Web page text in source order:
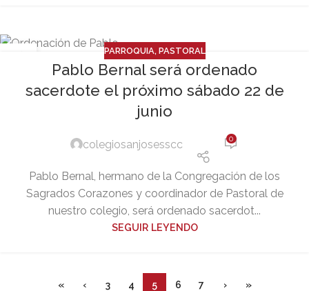
PARROQUIA, PASTORAL
Pablo Bernal será ordenado
sacerdote el próximo sábado 22 de
junio
colegiosanjosesscc 0
Pablo Bernal, hermano de la Congregación de los
Sagrados Corazones y coordinador de Pastoral de
nuestro colegio, será ordenado sacerdot...
SEGUIR LEYENDO
« ‹ 3 4 5 6 7 › »